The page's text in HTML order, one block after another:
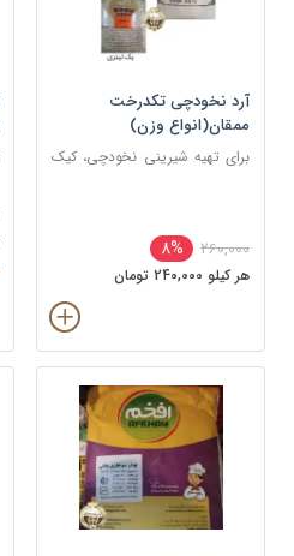
آرد نخودچی تکدرخت
ممقان(انواع وزن)
برای تهیه شیرینی نخودچی، کیک
260,000
8%
هر کيلو 240,000 تومان